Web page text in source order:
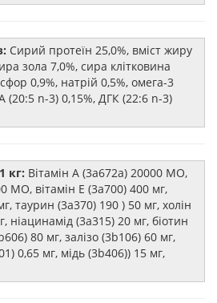
Сирий протеїн 25,0%, вміст жиру
зола 7,0%, сира клітковина
0,9%, натрій 0,5%, омега-3
(20:5 n-3) 0,15%, ДГК (22:6 n-3)
кг: Вітамін А (3а672а) 20000 МО,
МО, вітамін Е (3а700) 400 мг,
таурин (3а370) 190 ) 50 мг, холін
ніацинамід (3a315) 20 мг, біотин
80 мг, залізо (3b106) 60 мг,
0,65 мг, мідь (3b406)) 15 мг,